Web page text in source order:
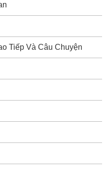
Tiếp Và Câu Chuyện